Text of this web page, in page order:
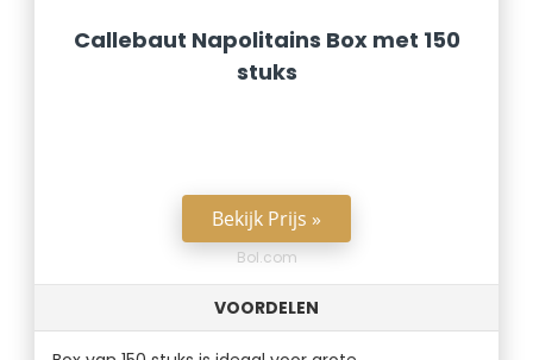
Callebaut Napolitains Box met 150
stuks
Bekijk Prijs »
Bol.com
VOORDELEN